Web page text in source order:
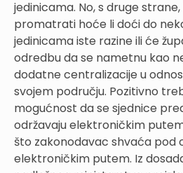
jedinicama. No, s druge
promatrati hoće li doći do
jedinicama iste razine ili će
odredbu da se nametnu kao
dodatne centralizacije u
svojem području. Pozitivno
mogućnost da se sjednice
održavaju elektroničkim
što zakonodavac shvaća pod
elektroničkim putem. Iz